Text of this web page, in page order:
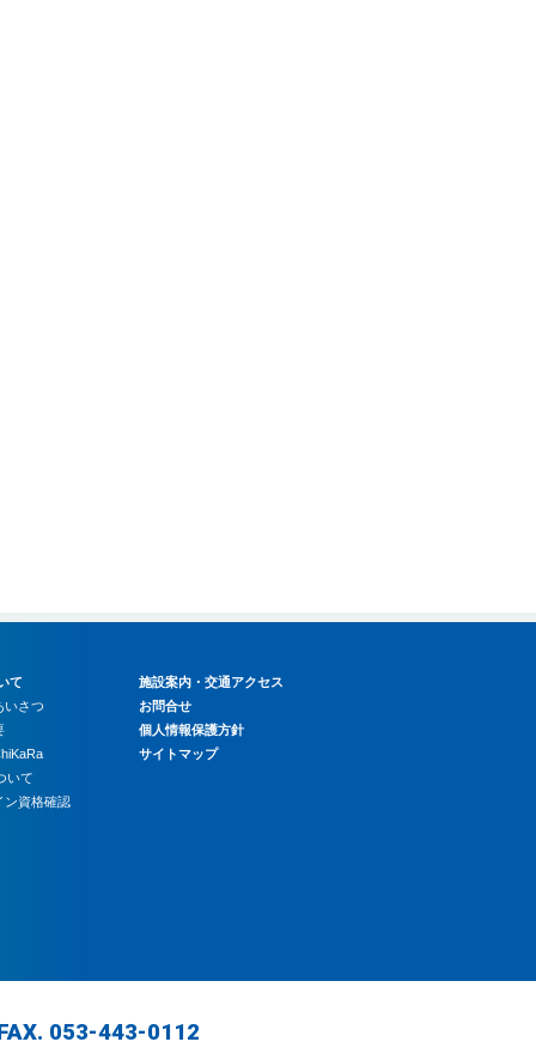
て
いさつ
いて
ン資格確認
施設案内・交通アクセス
お問合せ
個人情報保護方針
サイトマップ
053-443-0112